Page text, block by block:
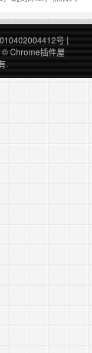
号 |
Chrome插件屋
.